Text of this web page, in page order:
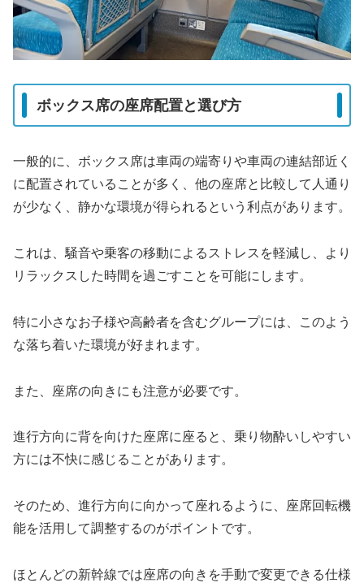
ボックス席の座席配置と選び方
一般的に、ボックス席は車両の端寄りや車両の連結部近く
に配置されていることが多く、他の座席と比較して人通り
が少なく、静かな環境が得られるという利点があります。
これは、騒音や乗客の移動によるストレスを軽減し、より
リラックスした時間を過ごすことを可能にします。
特に小さなお子様や高齢者を含むグループには、このよう
な落ち着いた環境が好まれます。
また、座席の向きにも注意が必要です。
進行方向に背を向けた座席に座ると、乗り物酔いしやすい
方には不快に感じることがあります。
そのため、進行方向に向かって座れるように、座席回転機
能を活用して調整するのがポイントです。
ほとんどの新幹線では座席の向きを手動で変更できる仕様